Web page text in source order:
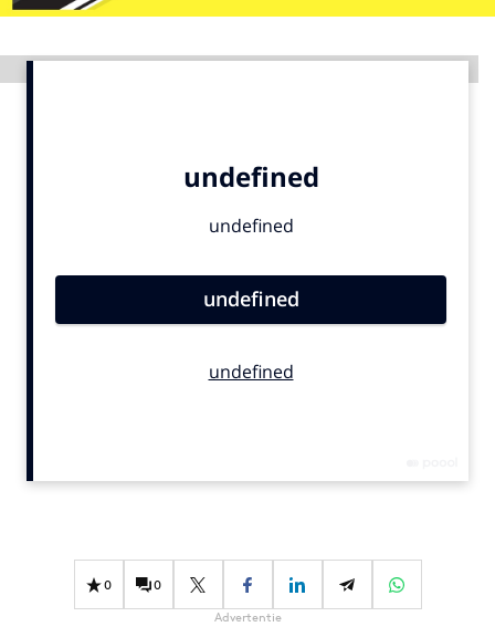
Adverteren
Opleidingen
Campagnes
Digital transformation
0 0
Advertentie